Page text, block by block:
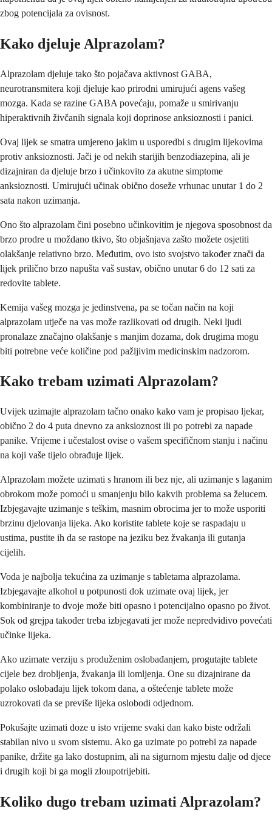
zbog potencijala za ovisnost.
Kako djeluje Alprazolam?
Alprazolam djeluje tako što pojačava aktivnost GABA,
neurotransmitera koji djeluje kao prirodni umirujući agens vašeg
mozga. Kada se razine GABA povećaju, pomaže u smirivanju
hiperaktivnih živčanih signala koji doprinose anksioznosti i panici.
Ovaj lijek se smatra umjereno jakim u usporedbi s drugim lijekovima
protiv anksioznosti. Jači je od nekih starijih benzodiazepina, ali je
dizajniran da djeluje brzo i učinkovito za akutne simptome
anksioznosti. Umirujući učinak obično doseže vrhunac unutar 1 do 2
sata nakon uzimanja.
Ono što alprazolam čini posebno učinkovitim je njegova sposobnost da
brzo prodre u moždano tkivo, što objašnjava zašto možete osjetiti
olakšanje relativno brzo. Međutim, ovo isto svojstvo također znači da
lijek prilično brzo napušta vaš sustav, obično unutar 6 do 12 sati za
redovite tablete.
Kemija vašeg mozga je jedinstvena, pa se točan način na koji
alprazolam utječe na vas može razlikovati od drugih. Neki ljudi
pronalaze značajno olakšanje s manjim dozama, dok drugima mogu
biti potrebne veće količine pod pažljivim medicinskim nadzorom.
Kako trebam uzimati Alprazolam?
Uvijek uzimajte alprazolam tačno onako kako vam je propisao ljekar,
obično 2 do 4 puta dnevno za anksioznost ili po potrebi za napade
panike. Vrijeme i učestalost ovise o vašem specifičnom stanju i načinu
na koji vaše tijelo obrađuje lijek.
Alprazolam možete uzimati s hranom ili bez nje, ali uzimanje s laganim
obrokom može pomoći u smanjenju bilo kakvih problema sa želucem.
Izbjegavajte uzimanje s teškim, masnim obrocima jer to može usporiti
brzinu djelovanja lijeka. Ako koristite tablete koje se raspadaju u
ustima, pustite ih da se rastope na jeziku bez žvakanja ili gutanja
cijelih.
Voda je najbolja tekućina za uzimanje s tabletama alprazolama.
Izbjegavajte alkohol u potpunosti dok uzimate ovaj lijek, jer
kombiniranje to dvoje može biti opasno i potencijalno opasno po život.
Sok od grejpa također treba izbjegavati jer može nepredvidivo povećati
učinke lijeka.
Ako uzimate verziju s produženim oslobađanjem, progutajte tablete
cijele bez drobljenja, žvakanja ili lomljenja. One su dizajnirane da
polako oslobađaju lijek tokom dana, a oštećenje tablete može
uzrokovati da se previše lijeka oslobodi odjednom.
Pokušajte uzimati doze u isto vrijeme svaki dan kako biste održali
stabilan nivo u svom sistemu. Ako ga uzimate po potrebi za napade
panike, držite ga lako dostupnim, ali na sigurnom mjestu dalje od djece
i drugih koji bi ga mogli zloupotrijebiti.
Koliko dugo trebam uzimati Alprazolam?